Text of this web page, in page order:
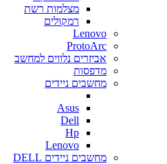
מצלמות רשת
רמקולים
Lenovo
ProtoArc
אביזרים נלווים למחשב
מדפסות
מחשבים ניידים
Asus
Dell
Hp
Lenovo
מחשבים ניידים DELL